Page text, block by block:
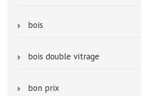
bois
bois double vitrage
bon prix